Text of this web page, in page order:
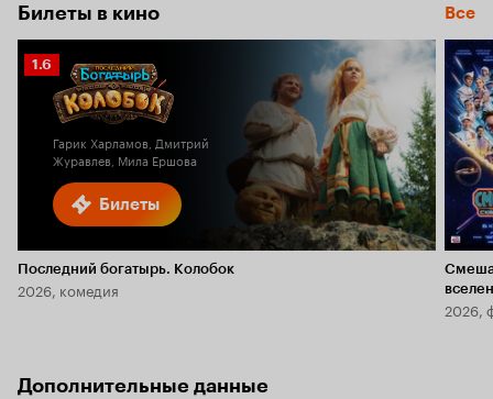
Билеты в кино Все
Билеты
Рейтинг
Кинопоиска
1.6
Гарик Харламов, Дмитрий
Журавлев, Мила Ершова
Последний богатырь. Колобок
2026, комедия
2026,
Дополнительные данные